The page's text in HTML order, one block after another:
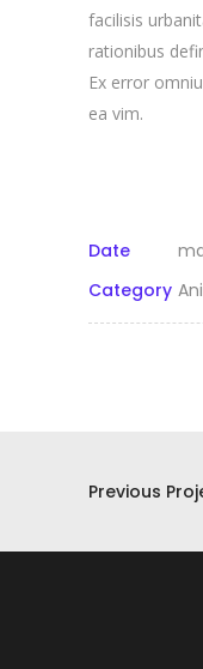
facilisis
rationibus
Ex error
ea vim.
Date
Category
Previous